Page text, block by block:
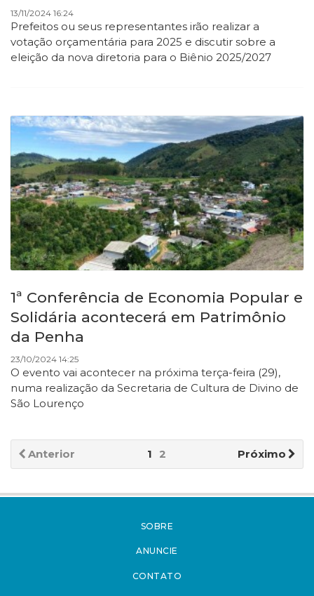
13/11/2024 16:24
Prefeitos ou seus representantes irão realizar a
votação orçamentária para 2025 e discutir sobre a
eleição da nova diretoria para o Biênio 2025/2027
1ª Conferência de Economia Popular e
Solidária acontecerá em Patrimônio
da Penha
23/10/2024 14:25
O evento vai acontecer na próxima terça-feira (29),
numa realização da Secretaria de Cultura de Divino de
São Lourenço
Anterior Próximo
1 2
SOBRE
ANUNCIE
CONTATO